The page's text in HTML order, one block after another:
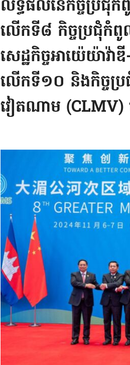
លទ្ធផលនៃកិច្ចប្រជុំ
លើកទី៨ កិច្ចប្រជុំកំពូ
សេដ្ឋកិច្ចអាយ៉េយ៉ាវ៉
លើកទី១០ និងកិច្ចប្
វៀតណាម